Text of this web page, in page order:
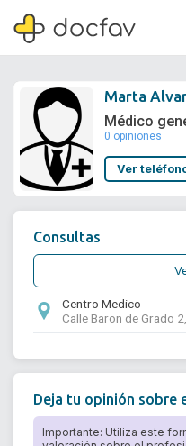
Marta
Médico
0 opiniones
Ver
Consultas
Centro Medico
Calle Baron de Grado
Deja tu opinión sobre
Importante: Utiliza este